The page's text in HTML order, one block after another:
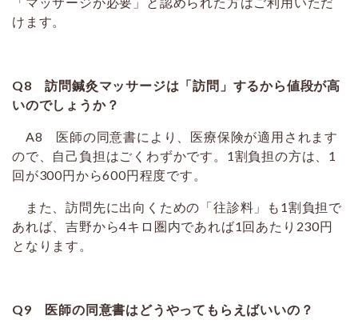
けます。
Q8 訪問鍼灸マッサージは「訪問」するから値段が高
いのでしょうか？
A8 医師の同意書により、医療保険が適用されます
ので、自己負担はごくわずかです。1割負担の方は、1
回が300円から600円程度です。
また、訪問先に出向くための「往診料」も1割負担で
あれば、吉野から4キロ圏内であれば1回あたり230円
となります。
Q9 医師の同意書はどうやってもらえばいいの？